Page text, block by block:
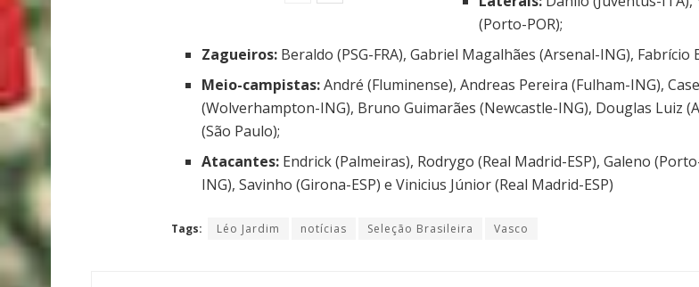
(Porto-POR);
Zagueiros: Beraldo (PSG-FRA), Gabriel Magalhães (Arsenal-ING),
Meio-campistas:André (Fluminense), Andreas Pereira (Fulham-ING),
(Wolverhampton-ING), Bruno Guimarães (Newcastle-ING), Douglas Luiz
(São Paulo);
Atacantes: Endrick (Palmeiras), Rodrygo (Real Madrid-ESP), Galeno
ING), Savinho (Girona-ESP) e Vinicius Júnior (Real Madrid-ESP)
Tags: Léo Jardim notícias Seleção Brasileira Vasco